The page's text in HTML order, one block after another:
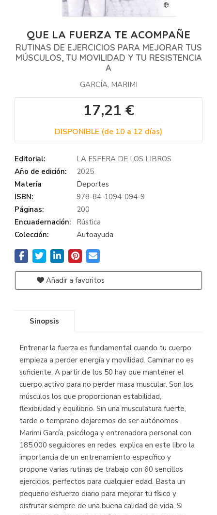
QUE LA FUERZA TE ACOMPAÑE
RUTINAS DE EJERCICIOS PARA MEJORAR TUS
MÚSCULOS, TU MOVILIDAD Y TU RESISTENCIA
A
GARCÍA, MARIMI
17,21 €
DISPONIBLE (de 10 a 12 días)
Editorial:
LA ESFERA DE LOS LIBROS
Año de edición:
2025
Materia
Deportes
ISBN:
978-84-1094-094-9
Páginas:
200
Encuadernación:
Rústica
Colección:
Autoayuda
Añadir a favoritos
Sinopsis
Entrenar la fuerza es fundamental cuando tu cuerpo
empieza a perder energía y movilidad. Caminar no es
suficiente. A partir de los 50 hay que mantener el
cuerpo activo para no perder masa muscular. Son los
músculos los que proporcionan estabilidad,
flexibilidad y equilibrio. Sin una musculatura fuerte,
tarde o temprano dejaremos de ser autónomos.
Marimi García, psicóloga y entrenadora personal con
185.000 seguidores en redes, explica en este libro la
importancia de un entrenamiento específico y
propone varias rutinas de trabajo con 60 sencillos
ejercicios, perfectos para cualquier edad. Basta un
pequeño esfuerzo diario para mejorar tu físico y
disfrutar siempre de una buena calidad de vida. Si